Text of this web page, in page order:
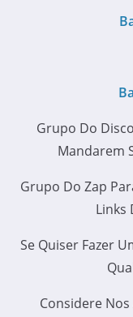
Grupo Do
Mandarem
Grupo Do Zap
Links
Se Quiser Fazer
Considere